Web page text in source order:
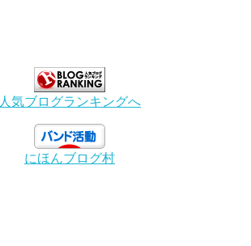
人気ブログランキングへ
にほんブログ村